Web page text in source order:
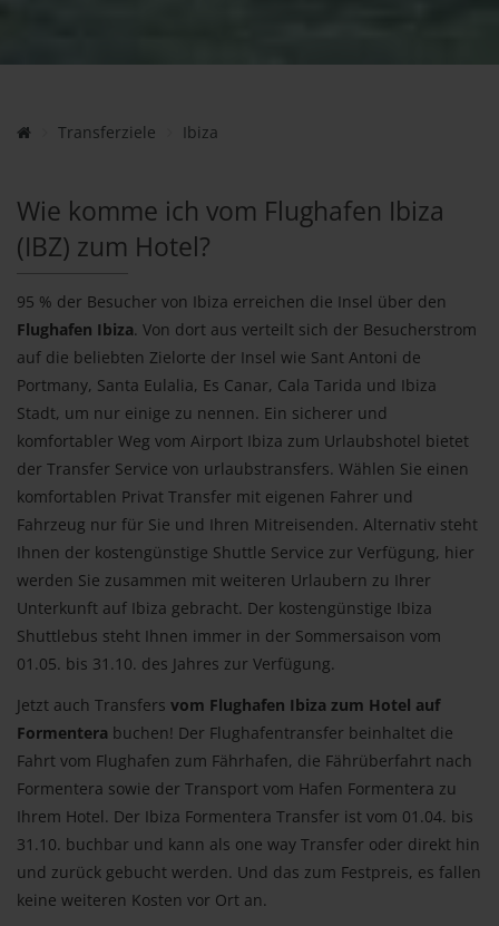
Transferziele Ibiza
Wie komme ich vom Flughafen Ibiza
(IBZ) zum Hotel?
95 % der Besucher von Ibiza erreichen die Insel über den
Flughafen Ibiza. Von dort aus verteilt sich der Besucherstrom
auf die beliebten Zielorte der Insel wie Sant Antoni de
Portmany, Santa Eulalia, Es Canar, Cala Tarida und Ibiza
Stadt, um nur einige zu nennen. Ein sicherer und
komfortabler Weg vom Airport Ibiza zum Urlaubshotel bietet
der Transfer Service von urlaubstransfers. Wählen Sie einen
komfortablen Privat Transfer mit eigenen Fahrer und
Fahrzeug nur für Sie und Ihren Mitreisenden. Alternativ steht
Ihnen der kostengünstige Shuttle Service zur Verfügung, hier
werden Sie zusammen mit weiteren Urlaubern zu Ihrer
Unterkunft auf Ibiza gebracht. Der kostengünstige Ibiza
Shuttlebus steht Ihnen immer in der Sommersaison vom
01.05. bis 31.10. des Jahres zur Verfügung.
Jetzt auch Transfers vom Flughafen Ibiza zum Hotel auf
Formentera buchen! Der Flughafentransfer beinhaltet die
Fahrt vom Flughafen zum Fährhafen, die Fährüberfahrt nach
Formentera sowie der Transport vom Hafen Formentera zu
Ihrem Hotel. Der Ibiza Formentera Transfer ist vom 01.04. bis
31.10. buchbar und kann als one way Transfer oder direkt hin
und zurück gebucht werden. Und das zum Festpreis, es fallen
keine weiteren Kosten vor Ort an.